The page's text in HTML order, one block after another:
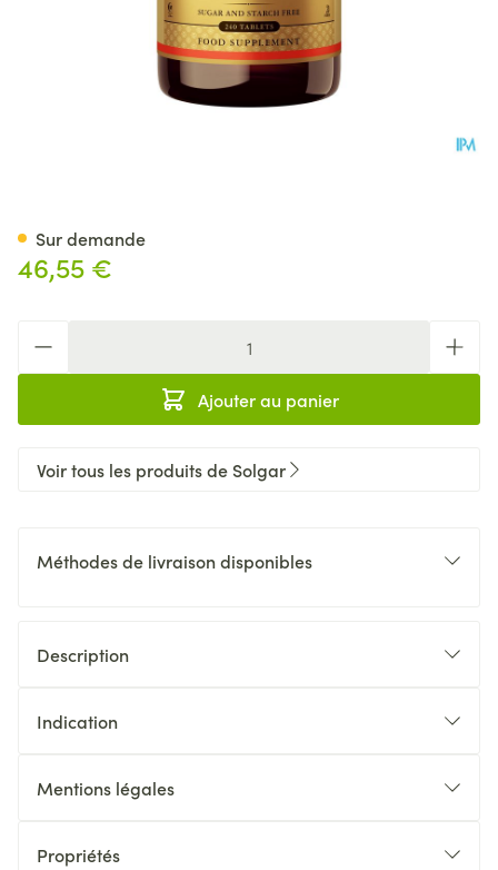
46,55 €
Ajouter au panier
Sur demande
Voir tous les produits de Solgar
Méthodes de livraison disponibles
Description
Indication
Mentions légales
Propriétés